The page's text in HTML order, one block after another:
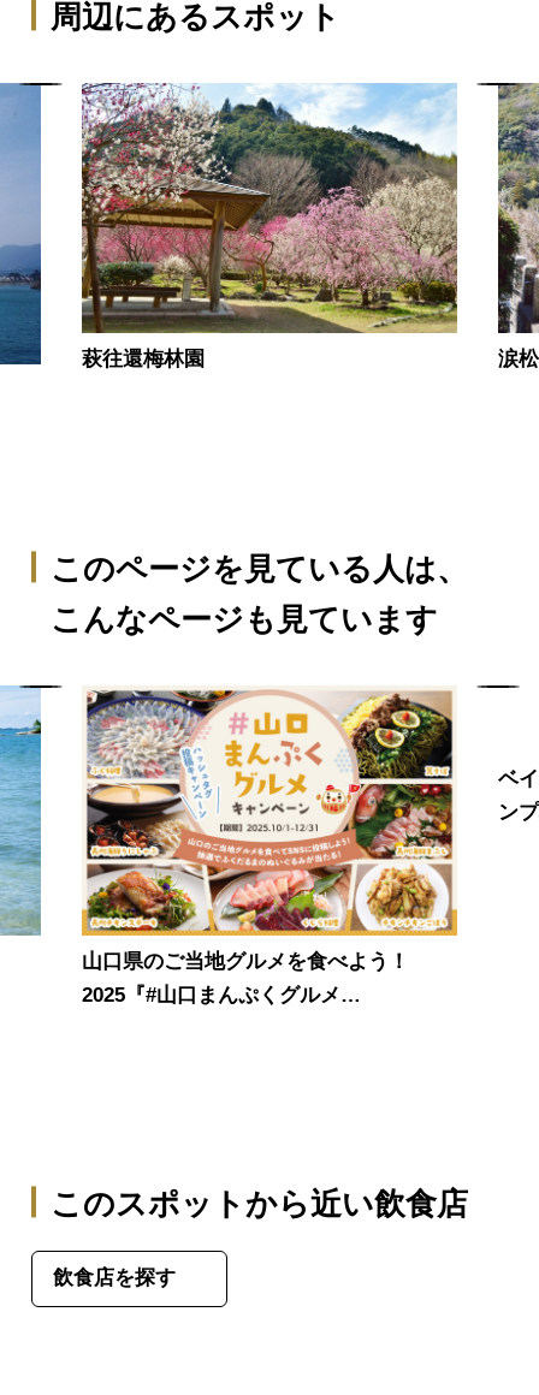
周辺にあるスポット
萩往還梅林園 涙
このページを見ている人は、
こんなページも見ています
山口県のご当地グルメを食べよう！
2025『#山口まんぷくグルメ…
ベ
ン
このスポットから近い飲食店
飲食店を探す